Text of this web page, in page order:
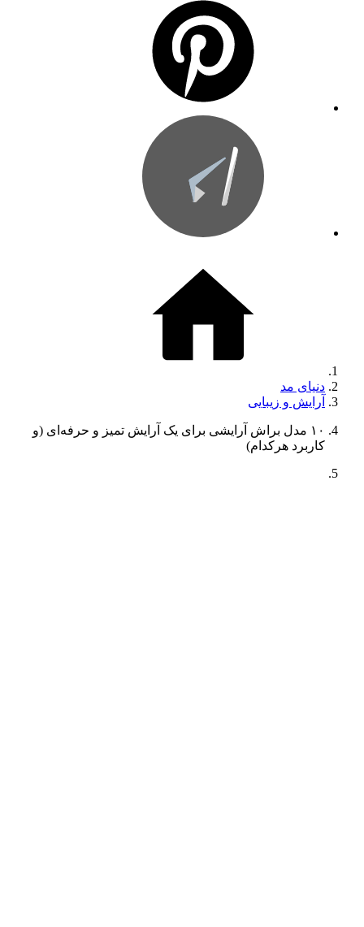
دنیای مد
آرایش و زیبایی
۱۰ مدل براش آرایشی برای یک آرایش تمیز و حرفه‌ای (و
کاربرد هرکدام)